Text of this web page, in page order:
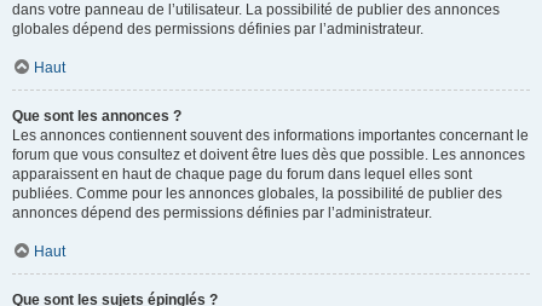
dans votre panneau de l’utilisateur. La possibilité de publier des annonces
globales dépend des permissions définies par l’administrateur.
Haut
Que sont les annonces ?
Les annonces contiennent souvent des informations importantes concernant le
forum que vous consultez et doivent être lues dès que possible. Les annonces
apparaissent en haut de chaque page du forum dans lequel elles sont
publiées. Comme pour les annonces globales, la possibilité de publier des
annonces dépend des permissions définies par l’administrateur.
Haut
Que sont les sujets épinglés ?